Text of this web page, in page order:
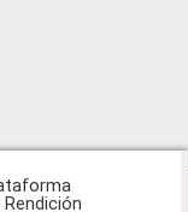
Rendición